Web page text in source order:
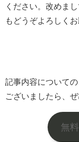
ください。改めま
もどうぞよろしく
記事内容について
ございましたら、
無